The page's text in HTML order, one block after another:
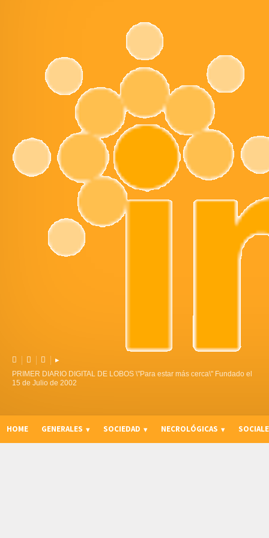
   ▸
PRIMER DIARIO DIGITAL DE LOBOS \"Para estar más cerca\" Fundado el
15 de Julio de 2002
HOME GENERALES SOCIEDAD NECROLÓGICAS